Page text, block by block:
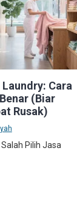
Cara
(Biar
Rusak)
Pilih Jasa